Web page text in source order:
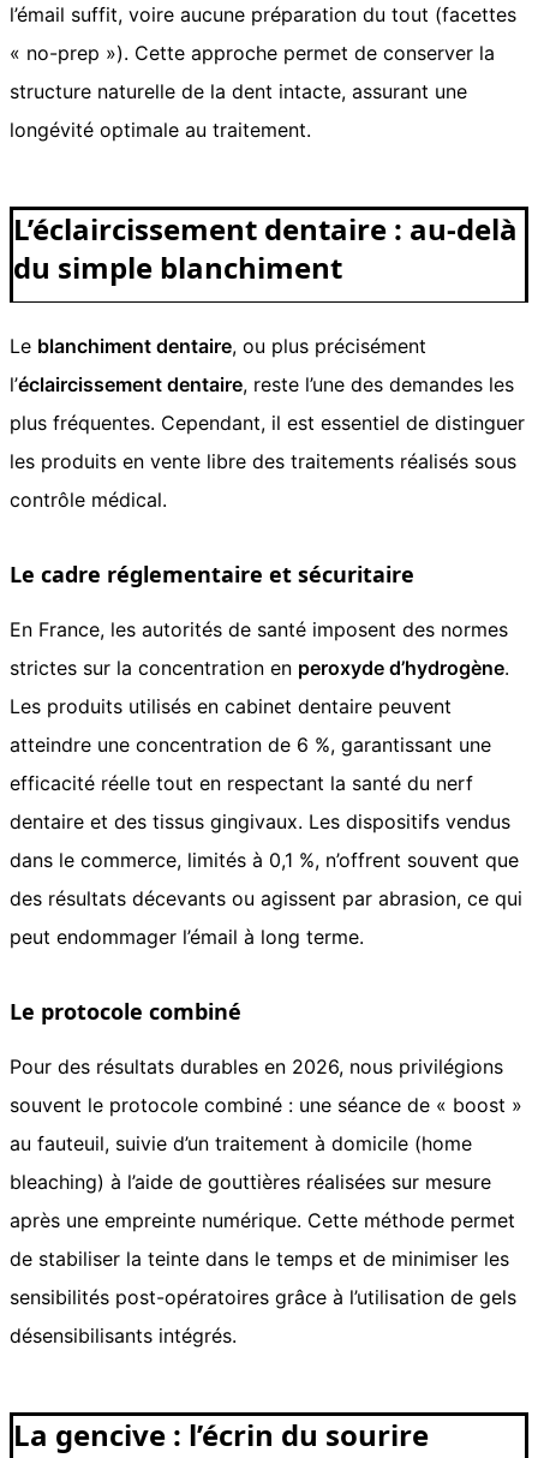
l’émail suffit, voire aucune préparation du tout (facettes
« no-prep »). Cette approche permet de conserver la
structure naturelle de la dent intacte, assurant une
longévité optimale au traitement.
L’éclaircissement dentaire : au-delà
du simple blanchiment
Le blanchiment dentaire, ou plus précisément
l’éclaircissement dentaire, reste l’une des demandes les
plus fréquentes. Cependant, il est essentiel de distinguer
les produits en vente libre des traitements réalisés sous
contrôle médical.
Le cadre réglementaire et sécuritaire
En France, les autorités de santé imposent des normes
strictes sur la concentration en peroxyde d’hydrogène.
Les produits utilisés en cabinet dentaire peuvent
atteindre une concentration de 6 %, garantissant une
efficacité réelle tout en respectant la santé du nerf
dentaire et des tissus gingivaux. Les dispositifs vendus
dans le commerce, limités à 0,1 %, n’offrent souvent que
des résultats décevants ou agissent par abrasion, ce qui
peut endommager l’émail à long terme.
Le protocole combiné
Pour des résultats durables en 2026, nous privilégions
souvent le protocole combiné : une séance de « boost »
au fauteuil, suivie d’un traitement à domicile (home
bleaching) à l’aide de gouttières réalisées sur mesure
après une empreinte numérique. Cette méthode permet
de stabiliser la teinte dans le temps et de minimiser les
sensibilités post-opératoires grâce à l’utilisation de gels
désensibilisants intégrés.
La gencive : l’écrin du sourire